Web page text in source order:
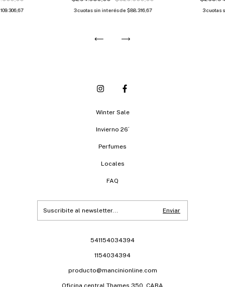
3cuotas sin interés de$88.316,67 3 cuotas
Winter Sale
Invierno 26´
Perfumes
Locales
FAQ
541154034394
1154034394
producto@mancinionline.com
Oficina central Thames 350, CABA